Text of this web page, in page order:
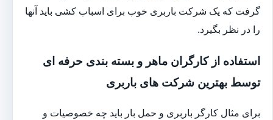
گرفت که یک شرکت باربری خوب برای اسباب کشی باید آنها
را در نظر بگیرد.
استفاده از کارگران ماهر و بسته بندی حرفه ای
توسط بهترین شرکت های باربری
برای مثال کارگر باربری و حمل بار باید چه خصوصیات و